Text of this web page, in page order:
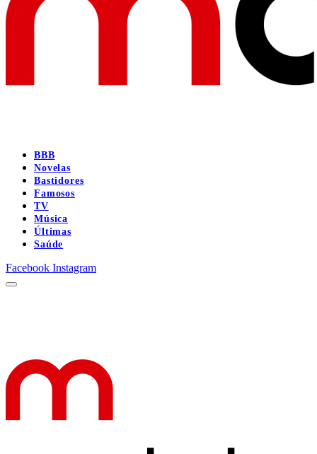
BBB
Novelas
Bastidores
Famosos
TV
Música
Últimas
Saúde
Facebook Instagram